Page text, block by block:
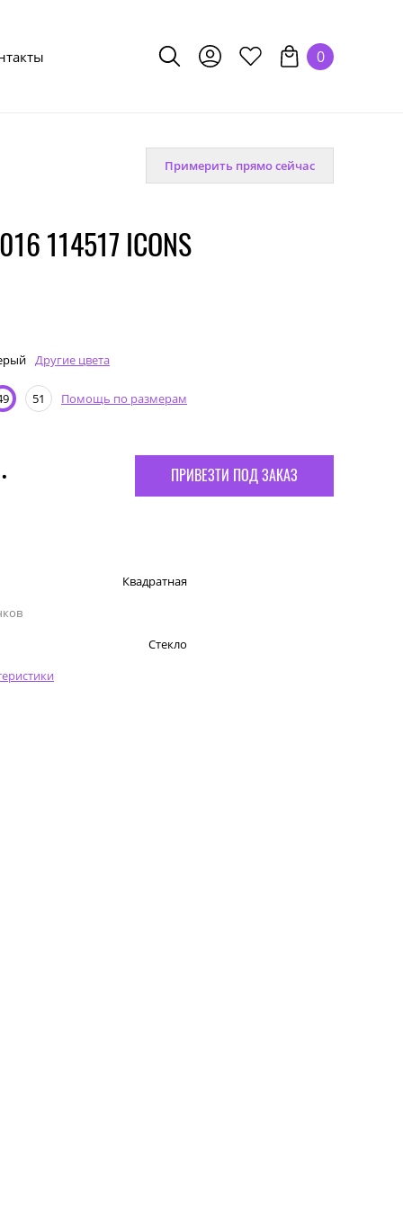
0
Примерить прямо сейчас
114517 ICONS
Другие цвета
51 Помощь по размерам
ПРИВЕЗТИ ПОД ЗАКАЗ
Квадратная
Стекло